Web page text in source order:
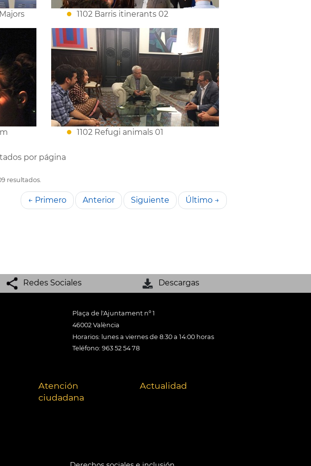
1102 Barris itinerants 02
1102 Refugi animals 01
por página
resultados.
← Primero Anterior Siguiente Último →
Redes Sociales Descargas
Plaça de l'Ajuntament nº 1
46002 València
Horarios: lunes a viernes de 8:30 a 14:00 horas
Teléfono: 963 52 54 78
Atención
ciudadana
Actualidad